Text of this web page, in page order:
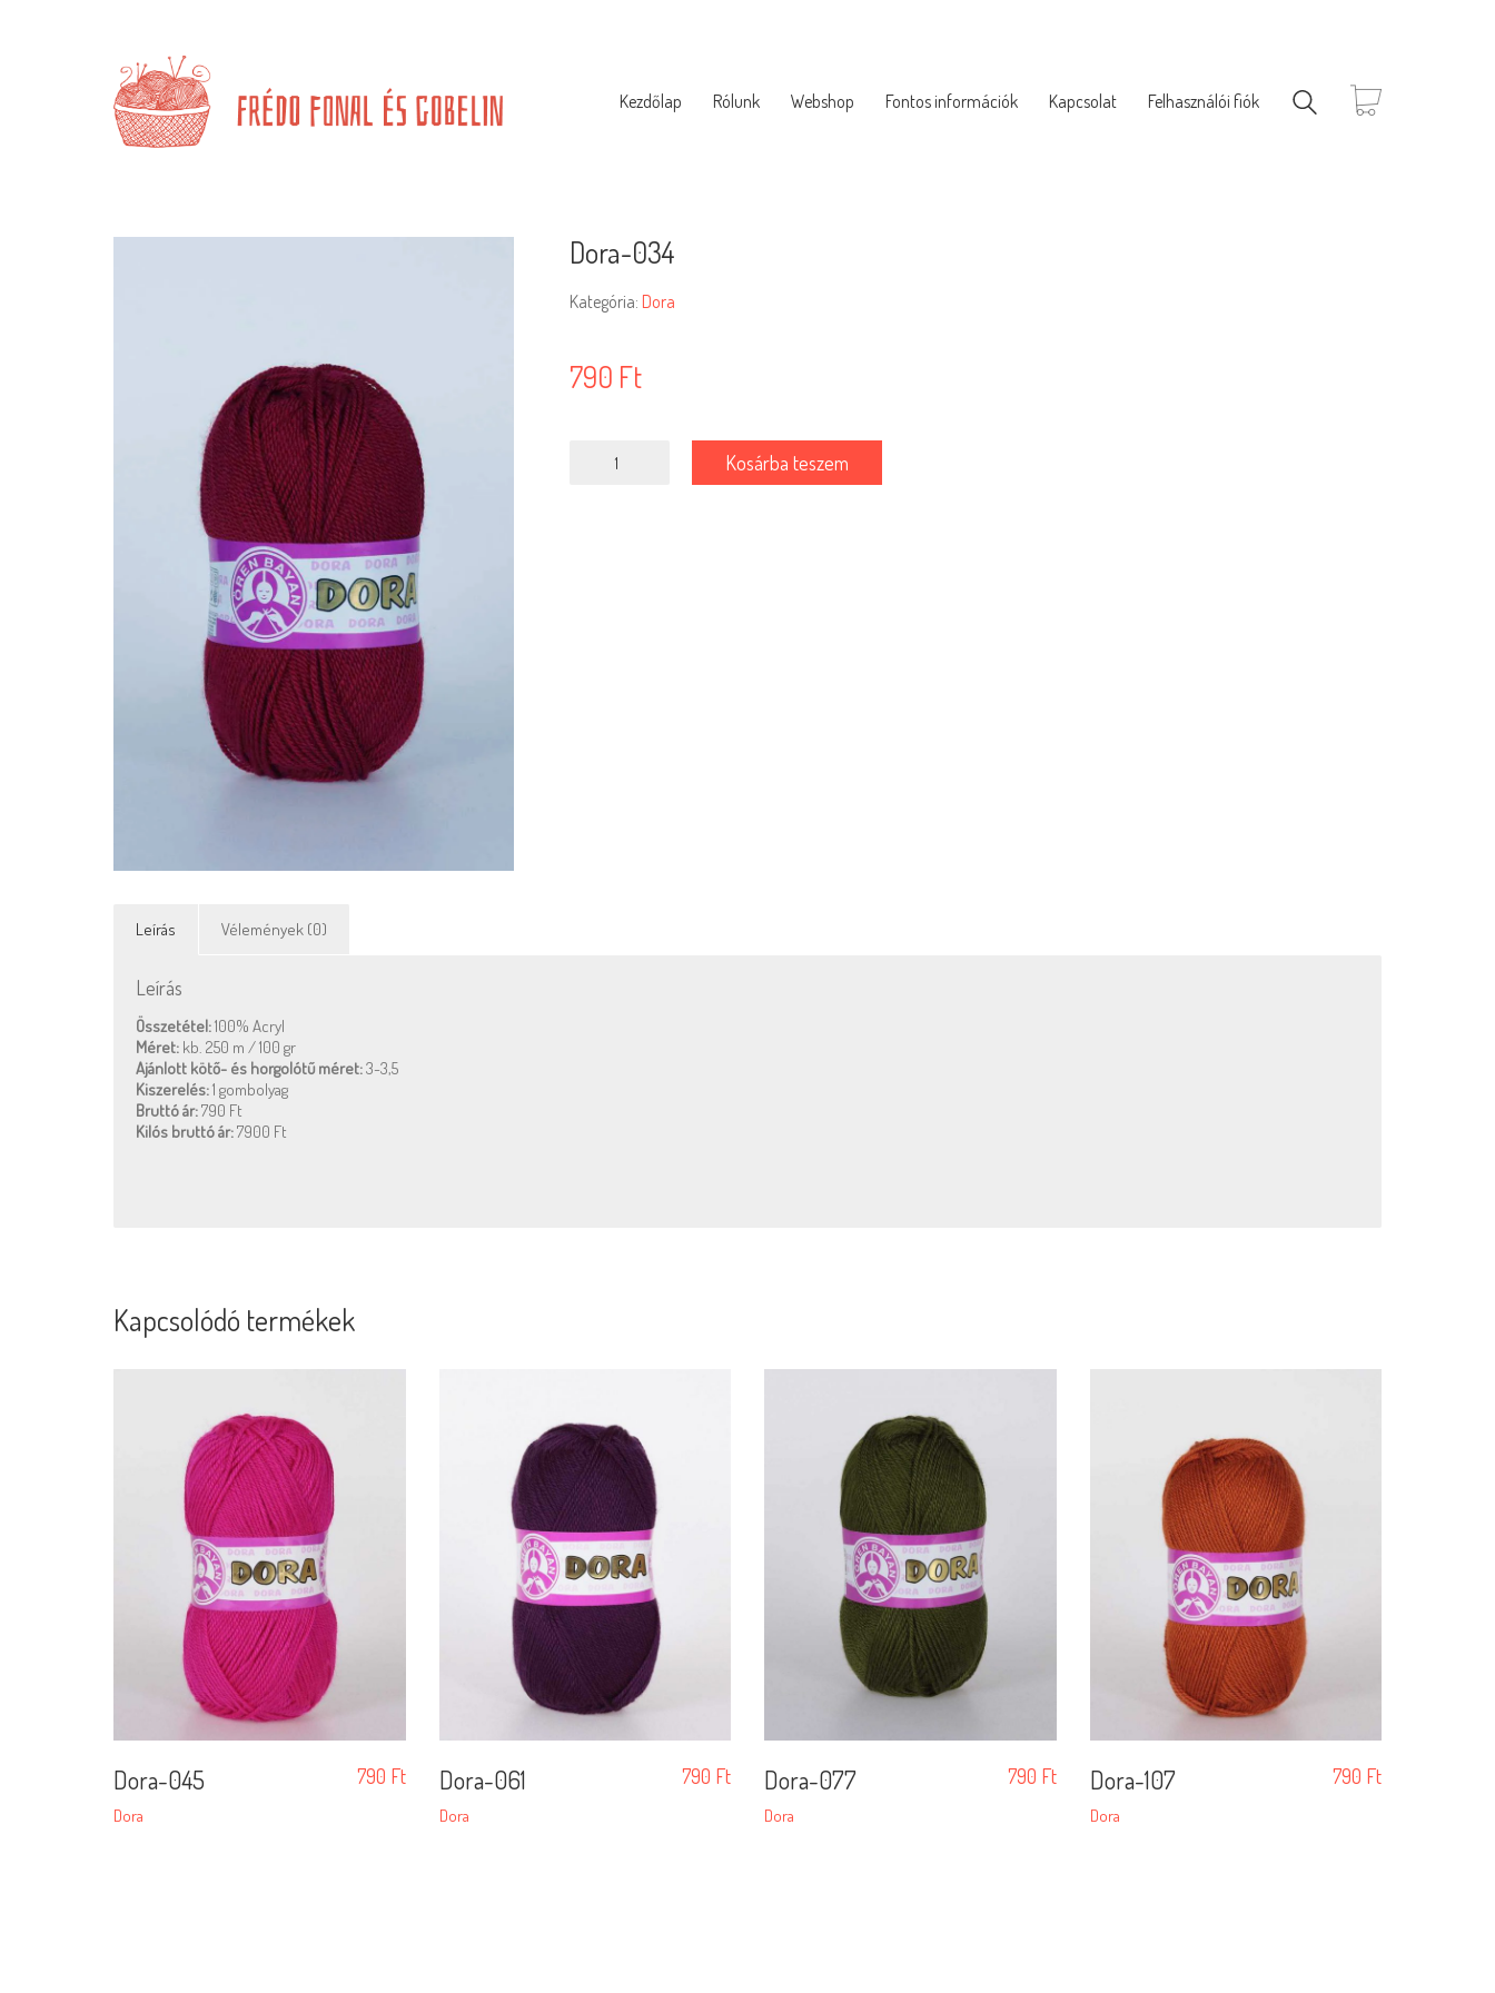
Kezdőlap Rólunk Webshop Fontos információk Kapcsolat Felhasználói fiók
Dora-034
Kategória: Dora
790 Ft
Kosárba teszem
Leírás Vélemények (0)
Leírás
Összetétel:100% Acryl
Méret: kb. 250 m / 100 gr
Ajánlott kötő- és horgolótű méret:3-3,5
Kiszerelés:1 gombolyag
Bruttó ár:790 Ft
Kilós bruttó ár:7900 Ft
Kapcsolódó termékek
Dora-045
Dora
790 Ft Dora-061
Dora
790 Ft Dora-077
Dora
790 Ft Dora-107
Dora
790 Ft